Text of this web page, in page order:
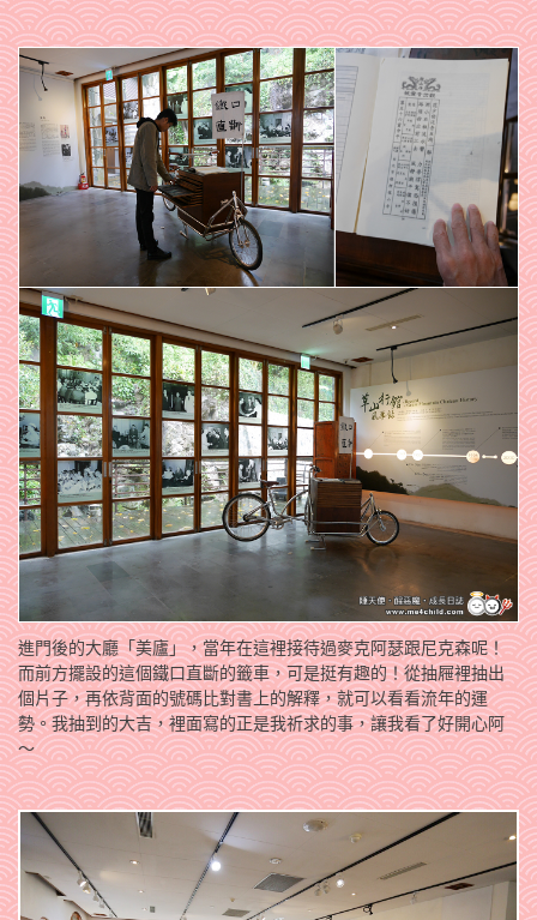
進門後的大廳「美廬」，當年在這裡接待過麥克阿瑟跟尼克森呢！
而前方擺設的這個鐵口直斷的籤車，可是挺有趣的！從抽屜裡抽出
個片子，再依背面的號碼比對書上的解釋，就可以看看流年的運
勢。我抽到的大吉，裡面寫的正是我祈求的事，讓我看了好開心阿
～